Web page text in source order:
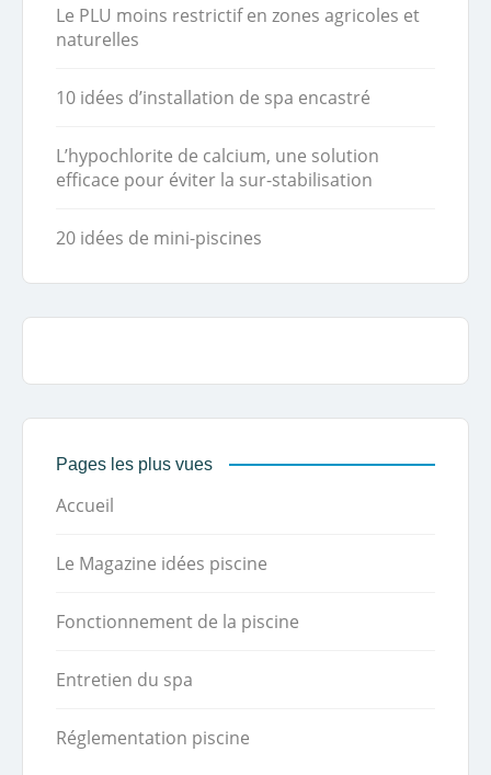
Le PLU moins restrictif en zones agricoles et
naturelles
10 idées d’installation de spa encastré
L’hypochlorite de calcium, une solution
efficace pour éviter la sur-stabilisation
20 idées de mini-piscines
Pages les plus vues
Accueil
Le Magazine idées piscine
Fonctionnement de la piscine
Entretien du spa
Réglementation piscine